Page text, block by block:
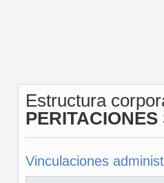
Estructura
PERITACIONES
Vinculaciones